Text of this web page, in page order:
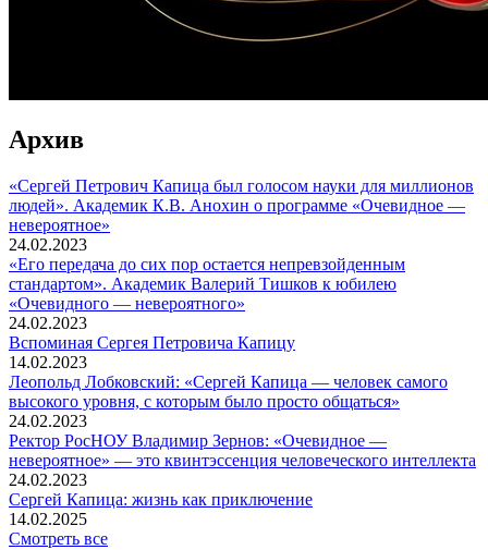
Архив
«Сергей Петрович Капица был голосом науки для миллионов
людей». Академик К.В. Анохин о программе «Очевидное —
невероятное»
24.02.2023
«Его передача до сих пор остается непревзойденным
стандартом». Академик Валерий Тишков к юбилею
«Очевидного — невероятного»
24.02.2023
Вспоминaя Сергея Петровича Капицу
14.02.2023
Леопольд Лобковский: «Сергей Капица — человек самого
высокого уровня, с которым было просто общаться»
24.02.2023
Ректор РосНОУ Владимир Зернов: «Очевидное —
невероятное» — это квинтэссенция человеческого интеллекта
24.02.2023
Сергей Капица: жизнь как приключение
14.02.2025
Смотреть все